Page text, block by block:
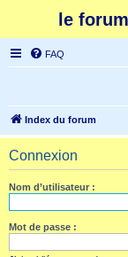
le
FAQ
Index du forum
Connexion
Nom d’utilisateur :
Mot de passe :